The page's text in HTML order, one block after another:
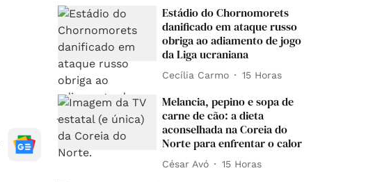
Estádio do Chornomorets
danificado em ataque russo
obriga ao adiamento de jogo
da Liga ucraniana
Cecília Carmo 15 Horas
Melancia, pepino e sopa de
carne de cão: a dieta
aconselhada na Coreia do
Norte para enfrentar o calor
César Avó 15 Horas